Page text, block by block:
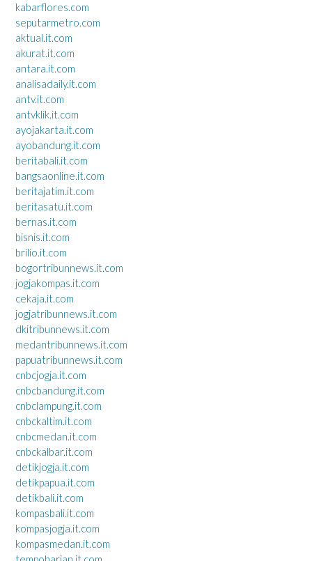
kabarflores.com
seputarmetro.com
aktual.it.com
akurat.it.com
antara.it.com
analisadaily.it.com
antv.it.com
antvklik.it.com
ayojakarta.it.com
ayobandung.it.com
beritabali.it.com
bangsaonline.it.com
beritajatim.it.com
beritasatu.it.com
bernas.it.com
bisnis.it.com
brilio.it.com
bogortribunnews.it.com
jogjakompas.it.com
cekaja.it.com
jogjatribunnews.it.com
dkitribunnews.it.com
medantribunnews.it.com
papuatribunnews.it.com
cnbcjogja.it.com
cnbcbandung.it.com
cnbclampung.it.com
cnbckaltim.it.com
cnbcmedan.it.com
cnbckalbar.it.com
detikjogja.it.com
detikpapua.it.com
detikbali.it.com
kompasbali.it.com
kompasjogja.it.com
kompasmedan.it.com